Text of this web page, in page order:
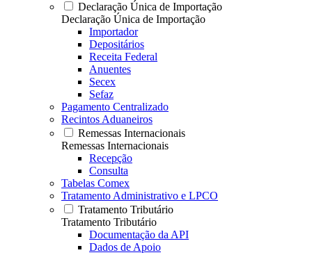
Declaração Única de Importação
Declaração Única de Importação
Importador
Depositários
Receita Federal
Anuentes
Secex
Sefaz
Pagamento Centralizado
Recintos Aduaneiros
Remessas Internacionais
Remessas Internacionais
Recepção
Consulta
Tabelas Comex
Tratamento Administrativo e LPCO
Tratamento Tributário
Tratamento Tributário
Documentação da API
Dados de Apoio